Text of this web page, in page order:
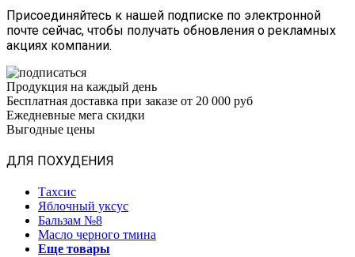
Присоединяйтесь к нашей подписке по электронной
почте сейчас, чтобы получать обновления о рекламных
акциях компании.
Продукция на каждый день
Бесплатная доставка при заказе от 20 000 руб
Ежедневные мега скидки
Выгодные цены
ДЛЯ ПОХУДЕНИЯ
Тахсис
Яблочный уксус
Бальзам №8
Масло черного тмина
Еще товары